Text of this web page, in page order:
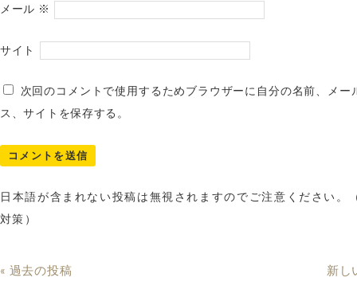
メール ※
サイト
次回のコメントで使用するためブラウザーに自分の名前、メー
ス、サイトを保存する。
日本語が含まれない投稿は無視されますのでご注意ください。
対策）
« 過去の投稿 新し